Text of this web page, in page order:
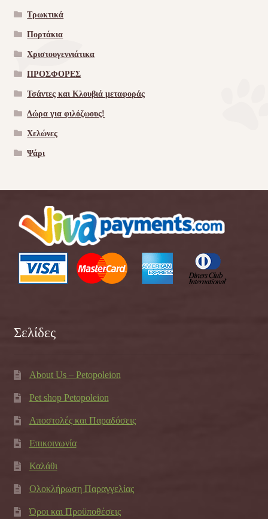
Τρωκτικά
Πορτάκια
Χριστουγεννιάτικα
ΠΡΟΣΦΟΡΕΣ
Τσάντες και Κλουβιά μεταφοράς
Δώρα για φιλόζωους!
Χελώνες
Ψάρι
Σελίδες
About Us – Petopoleion
Pet shop Petopoleion
Αποστολές και Παραδόσεις
Επικοινωνία
Καλάθι
Ολοκλήρωση Παραγγελίας
Όροι και Προϋποθέσεις